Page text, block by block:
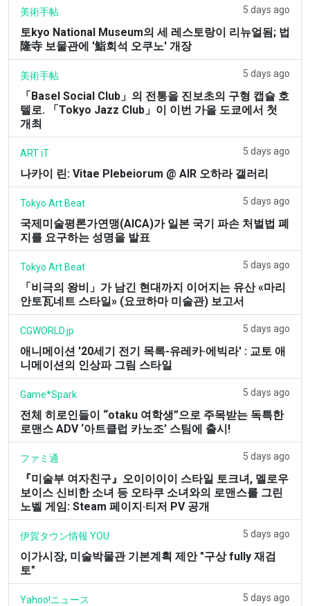
美術手帖 5 days ago
토kyo National Museum의 세 레스토랑이 리뉴얼됨; 법
隆寺 보물관에 '鮨회석 오쿠노' 개장
美術手帖 5 days ago
「Basel Social Club」의 전통을 진보초의 구형 캡슐 호
텔로. 「Tokyo Jazz Club」이 이번 가을 도쿄에서 첫
개최
ART iT 5 days ago
나카이 린: Vitae Plebeiorum @ AIR 오하라 갤러리
Tokyo Art Beat 5 days ago
국제미술평론가연맹(AICA)가 일본 국기 파손 처벌법 폐
지를 요구하는 성명을 발표
Tokyo Art Beat 5 days ago
「비극의 왕비」가 남긴 현대까지 이어지는 유산 «마리
안토瓦네트 스타일» (요코하마 미술관) 보고서
CGWORLD.jp 5 days ago
애니메이션 '20세기 전기 목록-유레카·에빅라' : 교토 애
니메이션의 인상파 그림 스타일
Game*Spark 5 days ago
전체 히로인들이 “otaku 여학생”으로 주목받는 독특한
로맨스 ADV ‘아트클럽 카노조’ 스팀에 출시!
ファミ通 5 days ago
『미술부 여자친구』오이이이이 스타일 토크녀, 멜로우
보이스 신비한 소녀 등 오타쿠 소녀와의 로맨스를 그린
노벨 게임: Steam 페이지·티저 PV 공개
伊賀タウン情報 YOU 5 days ago
이가시장, 미술박물관 기본계획 제안 "구상 fully 재검
토"
Yahoo!ニュース 5 days ago